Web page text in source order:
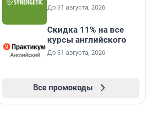
До 31 августа, 2026
Скидка 11% на все
курсы английского
До 31 августа, 2026
Все промокоды